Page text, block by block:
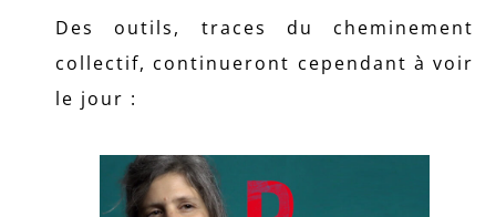
Des outils, traces du cheminement
collectif, continueront cependant à voir
le jour :